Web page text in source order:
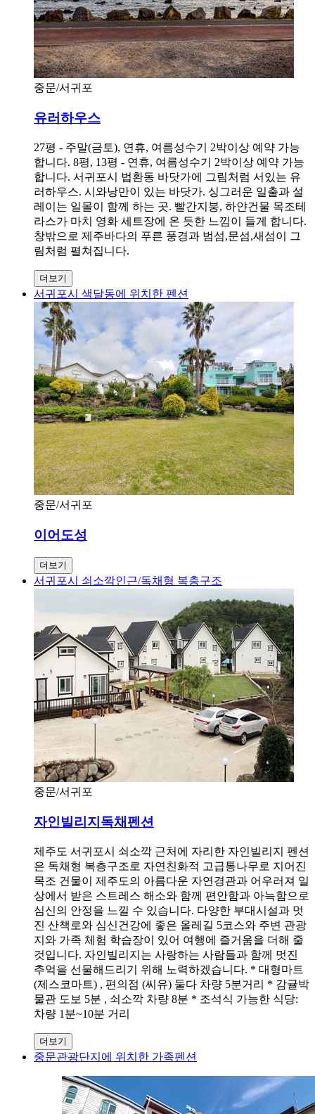
중문/서귀포
유러하우스
27평 - 주말(금토), 연휴, 여름성수기 2박이상 예약 가능
합니다. 8평, 13평 - 연휴, 여름성수기 2박이상 예약 가능
합니다. 서귀포시 법환동 바닷가에 그림처럼 서있는 유
러하우스. 시와낭만이 있는 바닷가. 싱그러운 일출과 설
레이는 일몰이 함께 하는 곳. 빨간지붕, 하얀건물 목조테
라스가 마치 영화 세트장에 온 듯한 느낌이 들게 합니다.
창밖으로 제주바다의 푸른 풍경과 범섬,문섬,새섬이 그
림처럼 펼쳐집니다.
더보기
서귀포시 색달동에 위치한 펜션
중문/서귀포
이어도성
더보기
서귀포시 쇠소깍인근/독채형 복층구조
중문/서귀포
자인빌리지독채펜션
제주도 서귀포시 쇠소깍 근처에 자리한 자인빌리지 펜션
은 독채형 복층구조로 자연친화적 고급통나무로 지어진
목조 건물이 제주도의 아름다운 자연경관과 어우러져 일
상에서 받은 스트레스 해소와 함께 편안함과 아늑함으로
심신의 안정을 느낄 수 있습니다. 다양한 부대시설과 멋
진 산책로와 심신건강에 좋은 올레길 5코스와 주변 관광
지와 가족 체험 학습장이 있어 여행에 즐거움을 더해 줄
것입니다. 자인빌리지는 사랑하는 사람들과 함께 멋진
추억을 선물해드리기 위해 노력하겠습니다. * 대형마트
(제스코마트) , 편의점 (씨유) 둘다 차량 5분거리 * 감귤박
물관 도보 5분 , 쇠소깍 차량 8분 * 조석식 가능한 식당:
차량 1분~10분 거리
더보기
중문관광단지에 위치한 가족펜션